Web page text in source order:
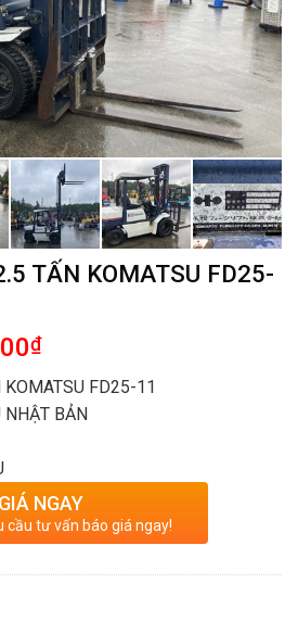
TẤN KOMATSU FD25-
₫
KOMATSU FD25-11
NHẬT BẢN
NGAY
cầu tư vấn báo giá ngay!